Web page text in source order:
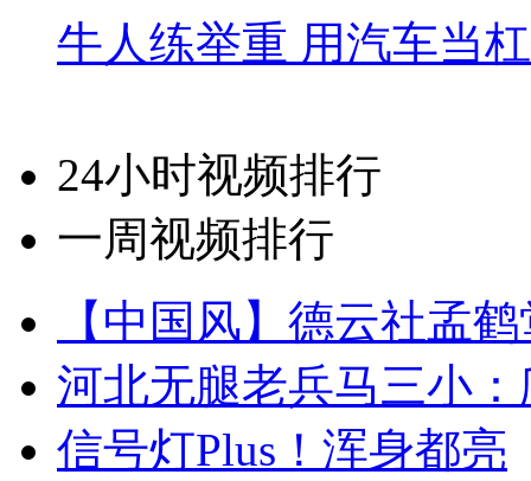
牛人练举重 用汽车当
24小时视频排行
一周视频排行
【中国风】德云社孟
河北无腿老兵马三小
信号灯Plus！浑身都亮